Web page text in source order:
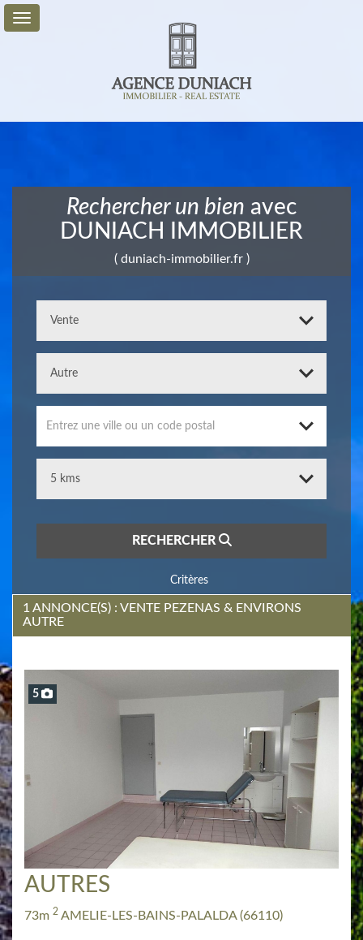
+
Rechercher un bien avec
DUNIACH IMMOBILIER
( duniach-immobilier.fr )
Entrez une ville ou un code postal
RECHERCHER
Critères
1 ANNONCE(S) : VENTE PEZENAS & ENVIRONS
AUTRE
5
AUTRES
73m 2 AMELIE-LES-BAINS-PALALDA (66110)